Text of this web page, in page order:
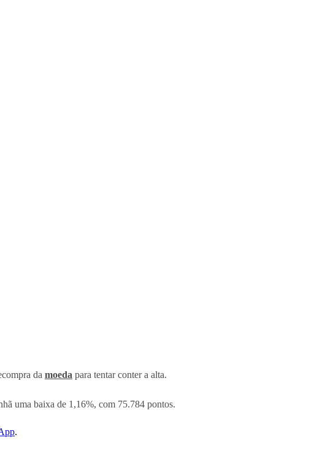
da moeda para tentar conter a alta.
uma baixa de 1,16%, com 75.784 pontos.
.